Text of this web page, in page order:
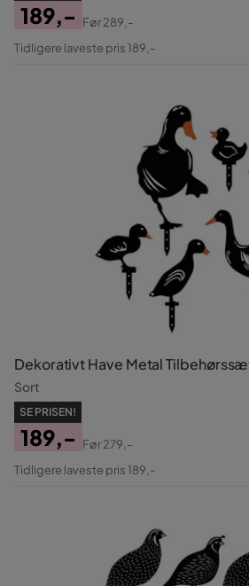
Pris
189,-
Original
Før289,-
Tidligere laveste pris 189,-
Dekorativt Have Metal
Sort
SE PRISEN!
Pris
189,-
Original
Før279,-
Tidligere laveste pris 189,-